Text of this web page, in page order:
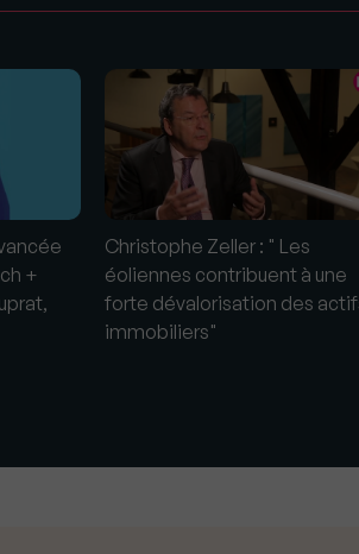
+
Christophe Zeller : " Les
éoliennes contribuent à une
forte dévalorisation des
immobiliers"